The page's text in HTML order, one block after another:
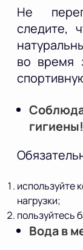
Не
следите,
во время
гигиены!
используйте
нагрузки;
пользуйтесь
Вода в